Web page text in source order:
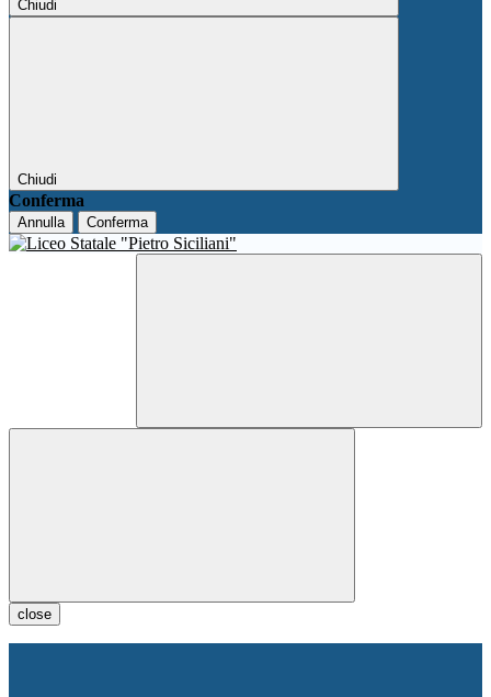
Chiudi
Chiudi
Conferma
Annulla Conferma
close